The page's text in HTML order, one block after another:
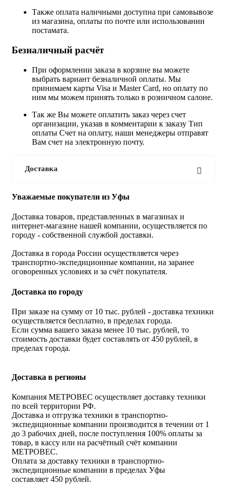
Также оплата наличными доступна при самовывозе
из магазина, оплаты по почте или использовании
постамата.
Безналичный расчёт
При оформлении заказа в корзине вы можете
выбрать вариант безналичной оплаты. Мы
принимаем карты Visa и Master Card, но оплату по
ним мы можем принять только в розничном салоне.
Так же Вы можете оплатить заказ через счет
организации, указав в комментарии к заказу Тип
оплаты Счет на оплату, наши менеджеры отправят
Вам счет на электронную почту.
Доставка
Уважаемые покупатели из Уфы
Доставка товаров, представленных в магазинах и
интернет-магазине нашей компании, осуществляется по
городу - собственной службой доставки.
Доставка в города России осуществляется через
транспортно-экспедиционные компании, на заранее
оговоренных условиях и за счёт покупателя.
Доставка по городу
При заказе на сумму от 10 тыс. рублей - доставка техники
осуществляется бесплатно, в пределах города.
Если сумма вашего заказа менее 10 тыс. рублей, то
стоимость доставки будет составлять от 450 рублей, в
пределах города.
Доставка в регионы
Компания МЕТРОВЕС осуществляет доставку техники
по всей территории РФ.
Доставка и отгрузка техники в транспортно-
экспедиционные компании производится в течении от 1
до 3 рабочих дней, после поступления 100% оплаты за
товар, в кассу или на расчётный счёт компании
МЕТРОВЕС.
Оплата за доставку техники в транспортно-
экспедиционные компании в пределах Уфы
составляет 450 рублей.